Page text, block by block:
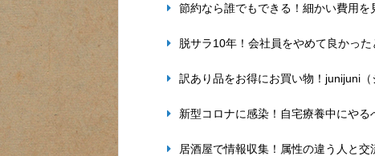
節約なら誰でもできる！細かい費用を
脱サラ10年！会社員をやめて良かった
訳あり品をお得にお買い物！junijuni
新型コロナに感染！自宅療養中にやる
居酒屋で情報収集！属性の違う人と交